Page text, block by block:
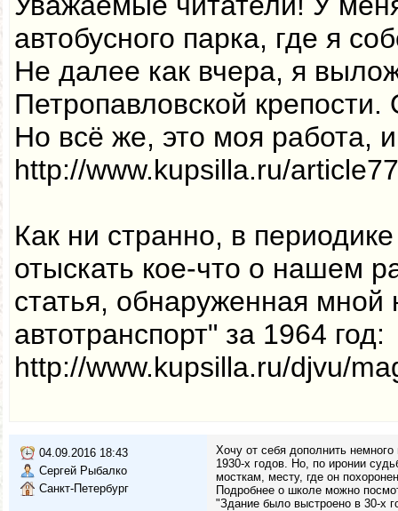
автобусного парка, где я
Не далее как вчера, я
Петропавловской
Но всё же, это моя работа,
http://www.kupsilla.ru/
Как ни странно, в
отыскать кое-что о нашем
статья, обнаруженная мной
автотранспорт" за 1964 год:
http://www.kupsilla.ru/djvu/
04.09.2016 18:43
Сергей Рыбалко
Санкт-Петербург
Хочу от себя дополнить
1930-х годов. Но, по иронии
мосткам, месту, где он
Подробнее о школе можно
"Здание было выстроено в 30-х